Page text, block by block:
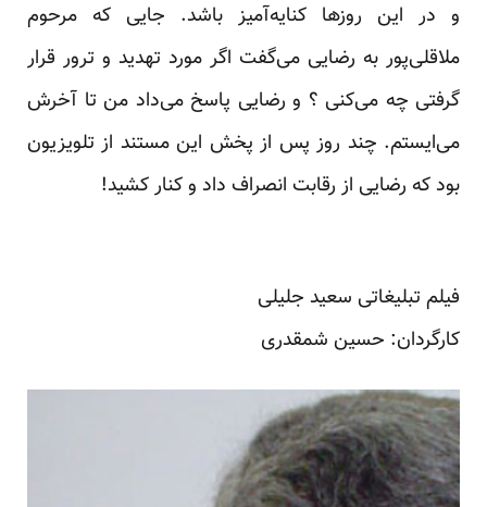
و در این روزها کنایه‌آمیز باشد. جایی که مرحوم
ملاقلی‌پور به رضایی می‌گفت اگر مورد تهدید و ترور قرار
گرفتی چه می‌کنی ؟ و رضایی پاسخ می‌داد من تا آخرش
می‌ایستم. چند روز پس از پخش این مستند از تلویزیون
بود که رضایی از رقابت انصراف داد و کنار کشید!
فیلم تبلیغاتی سعید جلیلی
کارگردان: حسین شمقدری